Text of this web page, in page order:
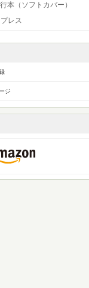
本（ソフトカバー）
レス
ジ